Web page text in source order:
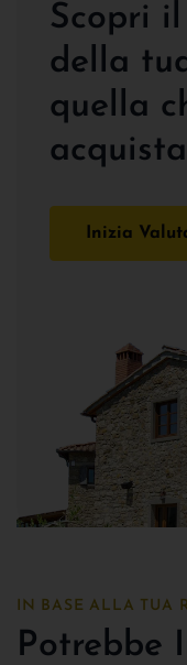
Scopri
della
quella
Inizia
IN BASE ALLA TUA
Potrebbe